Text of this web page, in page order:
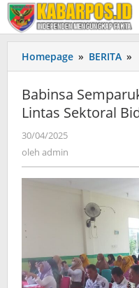
Lewati
ke
konten
Homepage » BERITA »
Babinsa
Lintas Sektoral
30/04/2025
oleh admin